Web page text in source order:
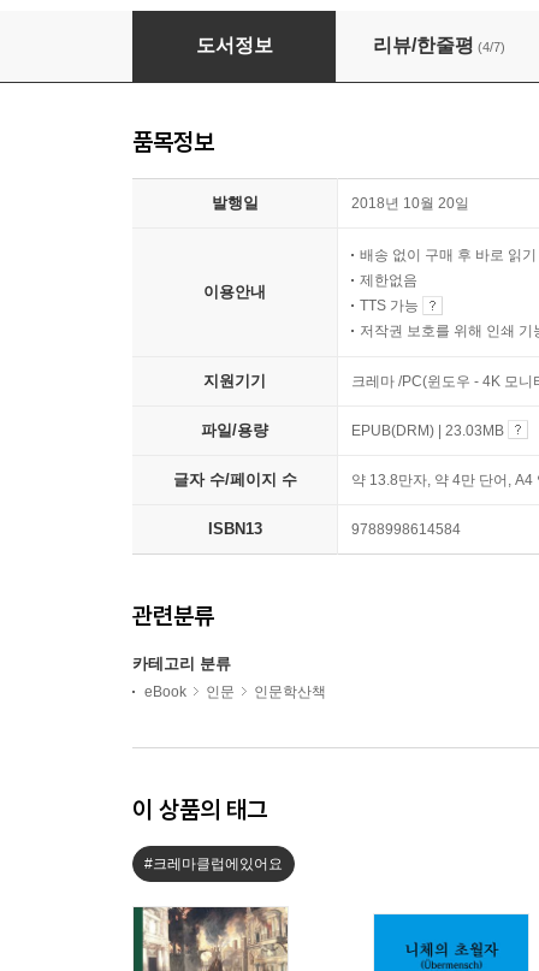
나의 외국어 학습기
도서정보 리뷰/한줄평 (4/7)
품목정보
발행일 2018년 10월 20일
이용안내
배송 없이 구매 후 바로 읽기
제한없음
TTS 가능
저작권 보호를 위해 인쇄 기
지원기기 크레마 /PC(윈도우 - 4K 모
파일/용량 EPUB(DRM) | 23.03MB
글자 수/페이지 수 약 13.8만자, 약 4만 단어,
ISBN13 9788998614584
관련분류
카테고리 분류
eBook 인문 인문학산책
이 상품의 태그
#크레마클럽에있어요